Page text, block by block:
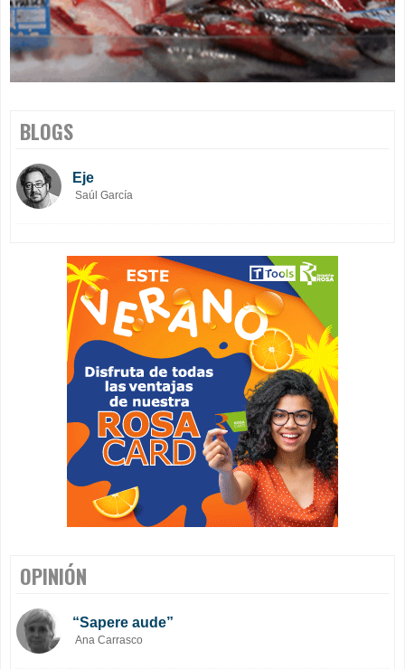
BLOGS
Eje
Saúl García
OPINIÓN
“Sapere aude”
Ana Carrasco